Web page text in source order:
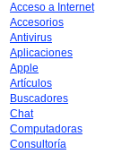
Acceso a Internet
Accesorios
Antivirus
Aplicaciones
Apple
Artículos
Buscadores
Chat
Computadoras
Consultoría